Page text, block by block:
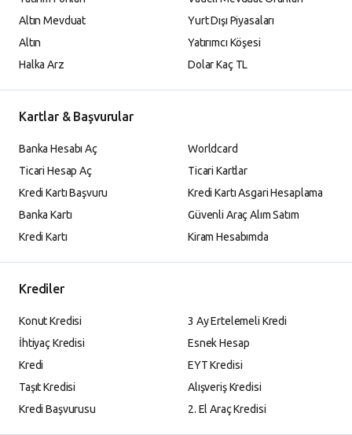
Altın Mevduat
Altın
Halka Arz
Yurt Dışı Piyasaları
Yatırımcı Köşesi
Dolar Kaç TL
Kartlar & Başvurular
Banka Hesabı Aç
Ticari Hesap Aç
Kredi Kartı Başvuru
Banka Kartı
Kredi Kartı
Worldcard
Ticari Kartlar
Kredi Kartı Asgari Hesaplama
Güvenli Araç Alım Satım
Kiram Hesabımda
Krediler
Konut Kredisi
İhtiyaç Kredisi
Kredi
Taşıt Kredisi
Kredi Başvurusu
3 Ay Ertelemeli Kredi
Esnek Hesap
EYT Kredisi
Alışveriş Kredisi
2. El Araç Kredisi